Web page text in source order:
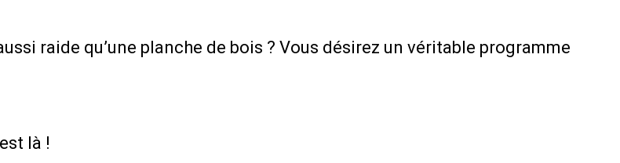
raide qu’une planche de bois ? Vous désirez un véritable programme
là !